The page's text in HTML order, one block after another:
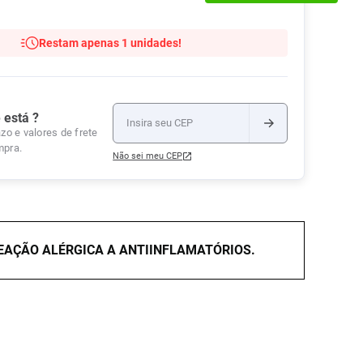
Umedecidas
Roupas Íntimas
Ver Tudo
Ver Tudo
Ver Tudo
Restam apenas 1 unidades!
está ?
e valores de frete
Não sei meu CEP
ALÉRGICA A ANTIINFLAMATÓRIOS.